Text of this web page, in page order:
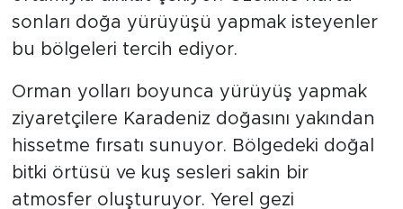
sonları doğa yürüyüşü yapmak isteyenler
bu bölgeleri tercih ediyor.
Orman yolları boyunca yürüyüş yapmak
ziyaretçilere Karadeniz doğasını yakından
hissetme fırsatı sunuyor. Bölgedeki doğal
bitki örtüsü ve kuş sesleri sakin bir
atmosfer oluşturuyor. Yerel gezi